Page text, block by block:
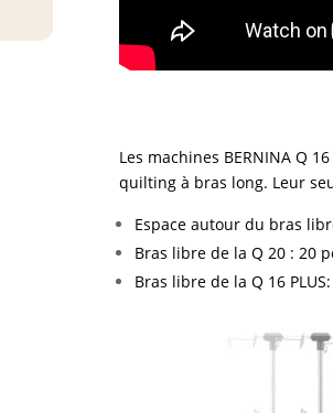
Les machines BERNINA Q
quilting à bras long. Leur
Espace autour du bras
Bras libre de la Q 20 : 20
Bras libre de la Q 16